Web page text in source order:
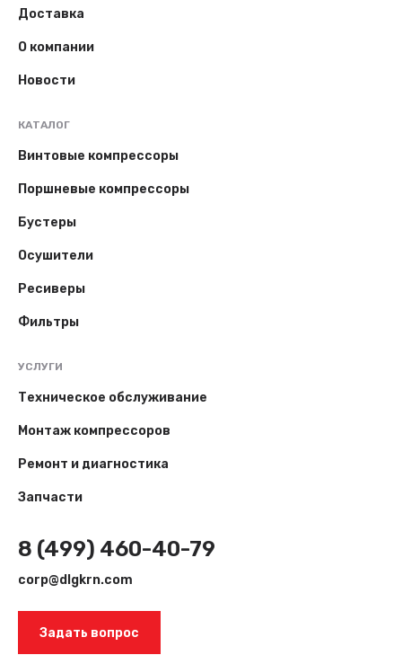
Доставка
О компании
Новости
КАТАЛОГ
Винтовые компрессоры
Поршневые компрессоры
Бустеры
Осушители
Ресиверы
Фильтры
УСЛУГИ
Техническое обслуживание
Монтаж компрессоров
Ремонт и диагностика
Запчасти
8 (499) 460-40-79
corp@dlgkrn.com
Задать вопрос